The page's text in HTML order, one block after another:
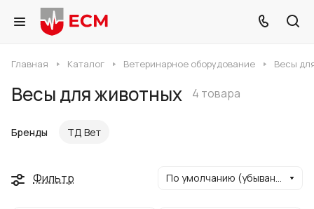
Главная Каталог Ветеринарное оборудование Весы
Весы для животных 4 товара
Бренды ТД Вет
Фильтр По умолчанию (убывание)